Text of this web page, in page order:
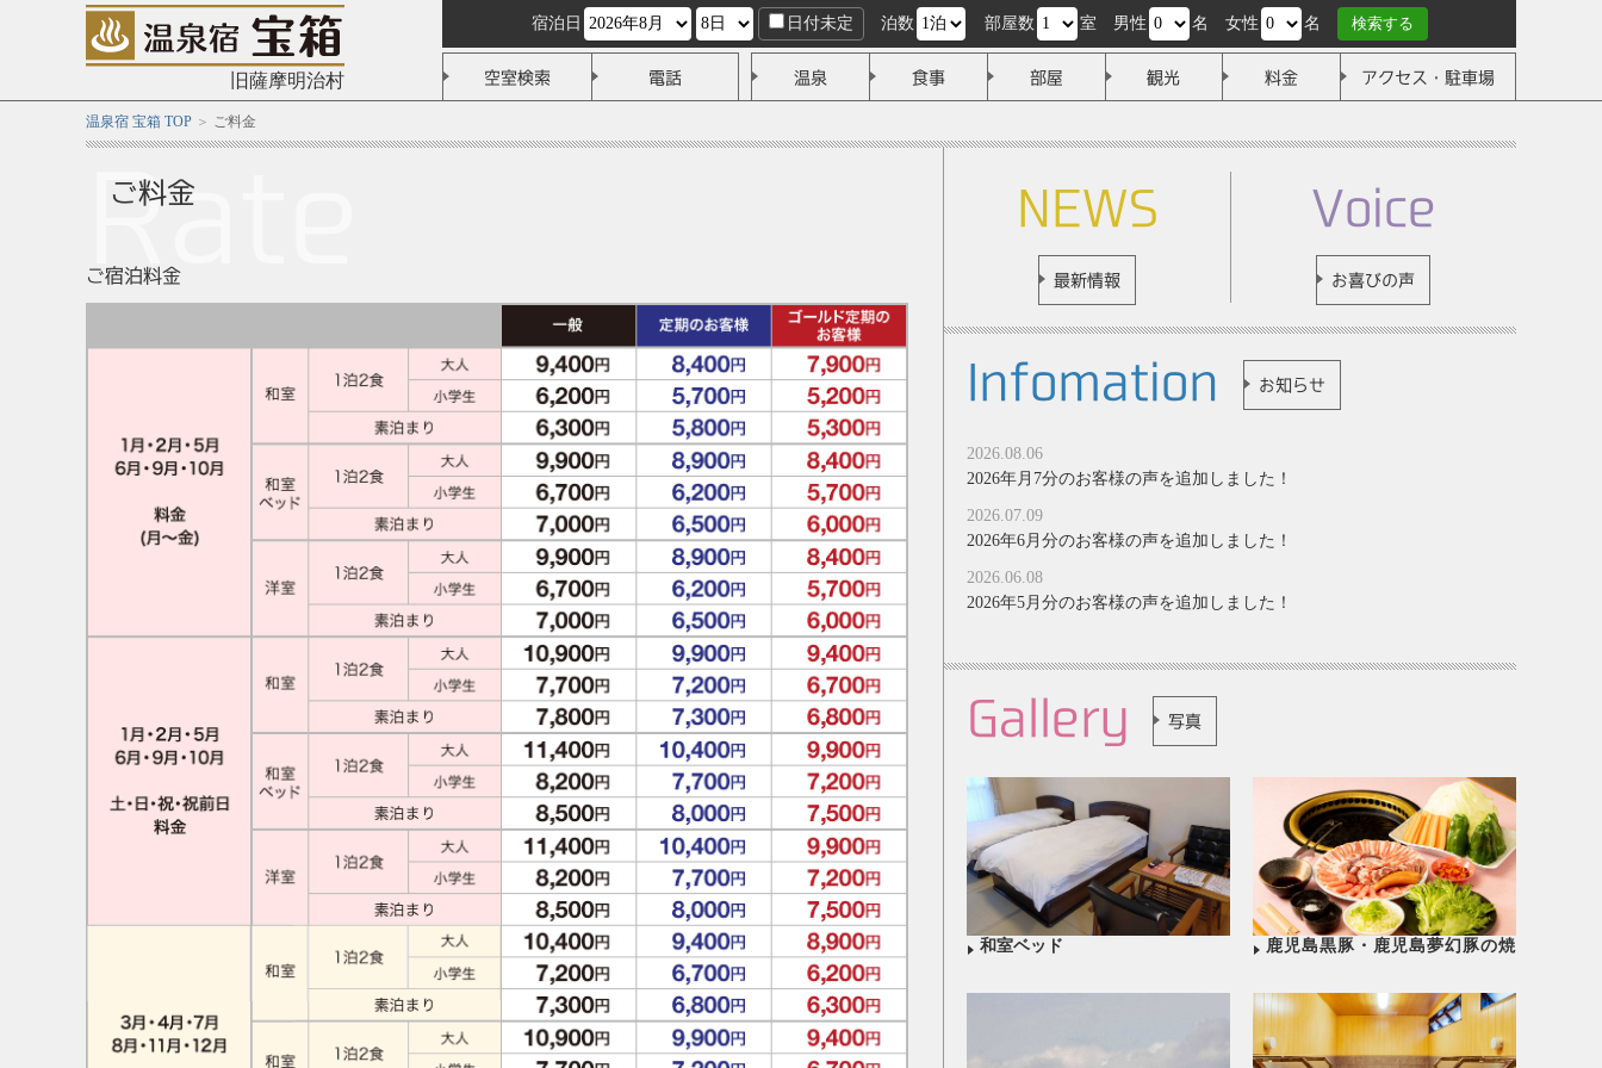
旧薩摩明治村
宿泊日 日付未定 泊数 部屋数 室 男性 名 女性 名 検索する
空室検索 電話 温泉 食事 部屋 観光 料金 アクセス・駐車場
温泉宿 宝箱 TOP ご料金
ご料金
Rate
ご宿泊料金
NEWS
最新情報
Voice
お喜びの声
Infomation お知らせ
2026.08.06
2026年月7分のお客様の声を追加しました！
2026.07.09
2026年6月分のお客様の声を追加しました！
2026.06.08
2026年5月分のお客様の声を追加しました！
Gallery 写真
和室ベッド
鹿児島黒豚・鹿児島夢幻豚の焼